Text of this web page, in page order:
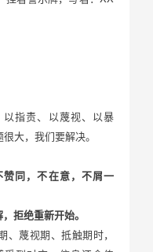
指责、以蔑视、以暴
大，我们要解决。
同，不在意，不屑一
拒绝重新开始。
蔑视期、抵触期时，